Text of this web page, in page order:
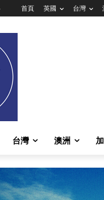
首頁 英國 台灣
台灣 澳洲